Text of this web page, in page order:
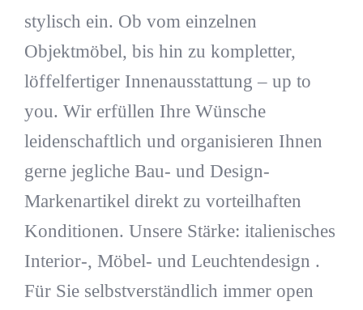
stylisch ein. Ob vom einzelnen
Objektmöbel, bis hin zu kompletter,
löffelfertiger Innenausstattung – up to
you. Wir erfüllen Ihre Wünsche
leidenschaftlich und organisieren Ihnen
gerne jegliche Bau- und Design-
Markenartikel direkt zu vorteilhaften
Konditionen. Unsere Stärke: italienisches
Interior-, Möbel- und Leuchtendesign .
Für Sie selbstverständlich immer open